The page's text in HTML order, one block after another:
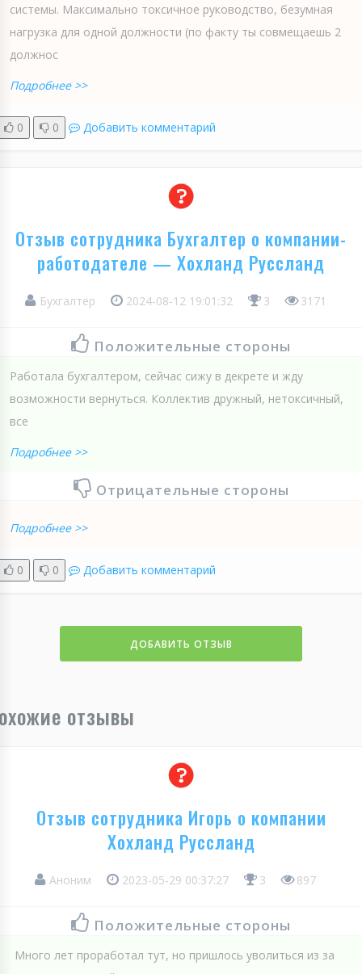
системы. Максимально токсичное руководство, безумная
нагрузка для одной должности (по факту ты совмещаешь 2
должнос
Подробнее >>
0 0 Добавить комментарий
Отзыв сотрудника Бухгалтер о компании-
работодателе — Хохланд Руссланд
Бухгалтер 2024-08-12 19:01:32 3 3171
Положительные стороны
Работала бухгалтером, сейчас сижу в декрете и жду
возможности вернуться. Коллектив дружный, нетоксичный,
все
Подробнее >>
Отрицательные стороны
Подробнее >>
0 0 Добавить комментарий
ДОБАВИТЬ ОТЗЫВ
отзывы
Отзыв сотрудника Игорь о компании
Хохланд Руссланд
Аноним 2023-05-29 00:37:27 3 897
Положительные стороны
Много лет проработал тут, но пришлось уволиться из за